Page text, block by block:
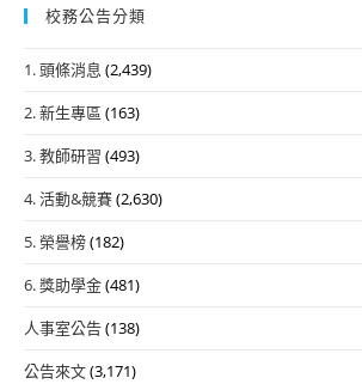
校務公告分類
1. 頭條消息 (2,439)
2. 新生專區 (163)
3. 教師研習 (493)
4. 活動&競賽(2,630)
5. 榮譽榜(182)
6. 獎助學金(481)
人事室公告(138)
公告來文(3,171)